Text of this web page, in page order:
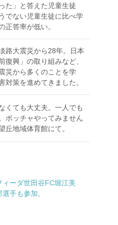
た」と答えた児童生徒
でない児童生徒に比べ学
正答率が低い。
路大震災から28年。日本
復興」の取り組みなど、
災から多くのことを学
対策を進めてきました。
くても大丈夫。一人でも
ボッチャやってみません
丘地域体育館にて。
ィーダ世田谷FC堀江美
手も参加。